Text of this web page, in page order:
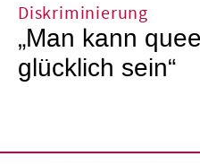
Diskriminierung
„Man kann
glücklich sein“